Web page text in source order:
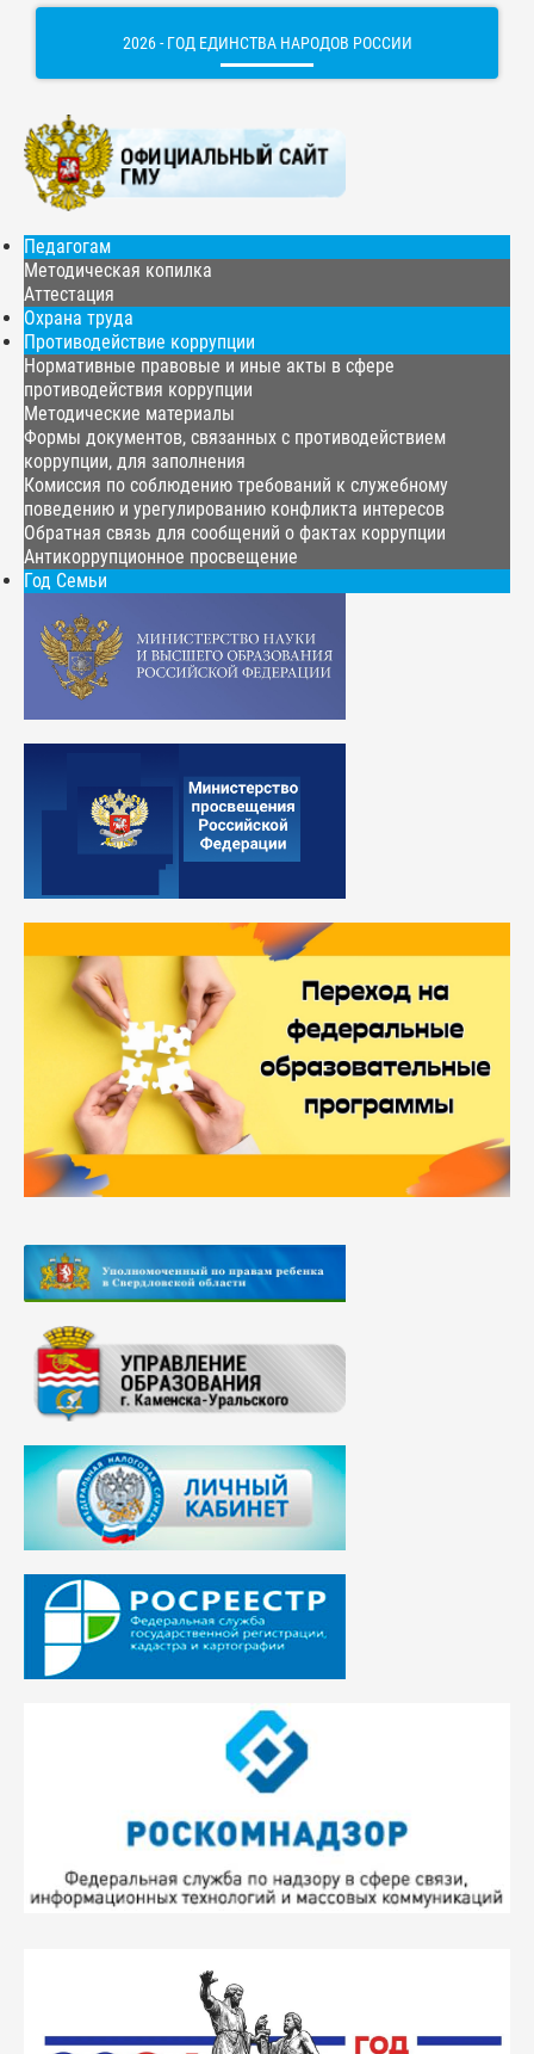
2026 - ГОД ЕДИНСТВА НАРОДОВ РОССИИ
Педагогам
Методическая копилка
Аттестация
Охрана труда
Противодействие коррупции
Нормативные правовые и иные акты в сфере
противодействия коррупции
Методические материалы
Формы документов, связанных с противодействием
коррупции, для заполнения
Комиссия по соблюдению требований к служебному
поведению и урегулированию конфликта интересов
Обратная связь для сообщений о фактах коррупции
Антикоррупционное просвещение
Год Семьи